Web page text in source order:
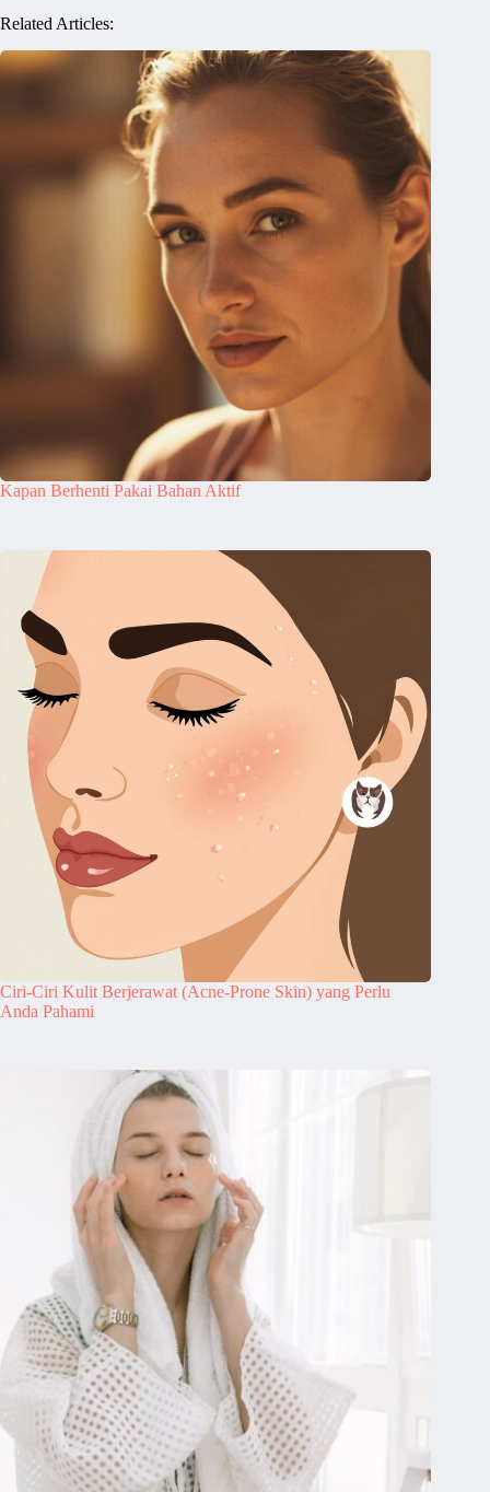
Related Articles:
Kapan Berhenti Pakai Bahan Aktif
Ciri-Ciri Kulit Berjerawat (Acne-Prone Skin) yang Perlu
Anda Pahami